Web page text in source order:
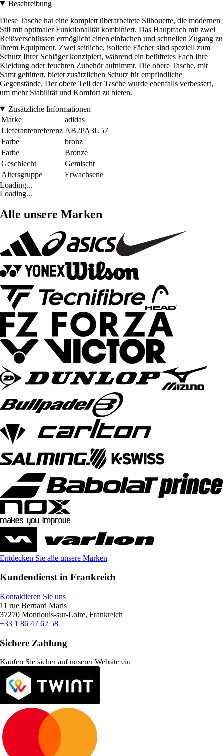
Beschreibung
Diese Tasche hat eine komplett überarbeitete Silhouette, die modernen
Stil mit optimaler Funktionalität kombiniert. Das Hauptfach mit zwei
Reißverschlüssen ermöglicht einen einfachen und schnellen Zugang zu
Ihrem Equipment. Zwei seitliche, isolierte Fächer sind speziell zum
Schutz Ihrer Schläger konzipiert, während ein belüftetes Fach Ihre
Kleidung oder feuchten Zubehör aufnimmt. Die obere Tasche, mit
Samt gefüttert, bietet zusätzlichen Schutz für empfindliche
Gegenstände. Der obere Teil der Tasche wurde ebenfalls verbessert,
um mehr Stabilität und Komfort zu bieten.
Zusätzliche Informationen
Marke
adidas
Lieferantenreferenz AB2PA3U57
Farbe
bronz
Farbe
Bronze
Geschlecht
Gemischt
Altersgruppe
Erwachsene
Loading...
Loading...
Alle unsere Marken
Entdecken Sie alle unsere Marken
Kundendienst in Frankreich
Kontaktieren Sie uns
11 rue Bernard Maris
37270 Montlouis-sur-Loire, Frankreich
+33 1 86 47 62 58
Sichere Zahlung
Kaufen Sie sicher auf unserer Website ein